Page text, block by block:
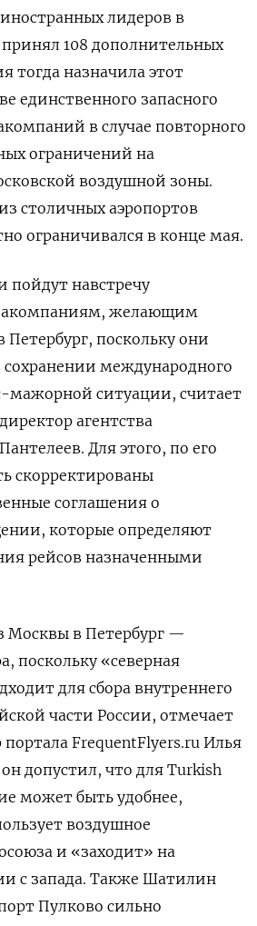
лидеров в
108 дополнительных
тогда назначила этот
единственного запасного
в случае повторного
ограничений на
воздушной зоны.
столичных аэропортов
ограничивался в конце мая.
пойдут навстречу
желающим
Петербург, поскольку они
сохранении международного
мажорной ситуации, считает
агентства
Для этого, по его
скорректированы
соглашения о
которые определяют
рейсов назначенными
Москвы в Петербург —
поскольку «северная
для сбора внутреннего
части России, отмечает
FrequentFlyers.ru Илья
допустил, что для Turkish
может быть удобнее,
воздушное
и «заходит» на
с запада. Также Шатилин
Пулково сильно